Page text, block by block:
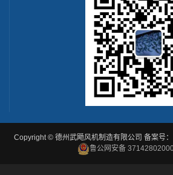
Copyright © 德州武飏风机制造有限公司 备案号：
鲁公网安备